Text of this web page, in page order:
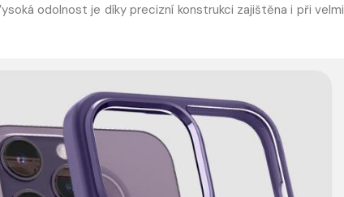
odolnost je díky precizní konstrukci zajištěna i při velmi